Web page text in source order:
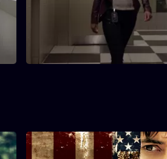
in met een echo om meer te
haar mysterieuze zwangerschap.
confronteert intussen Kryger,
verontrustende details van zijn
missie onthult.